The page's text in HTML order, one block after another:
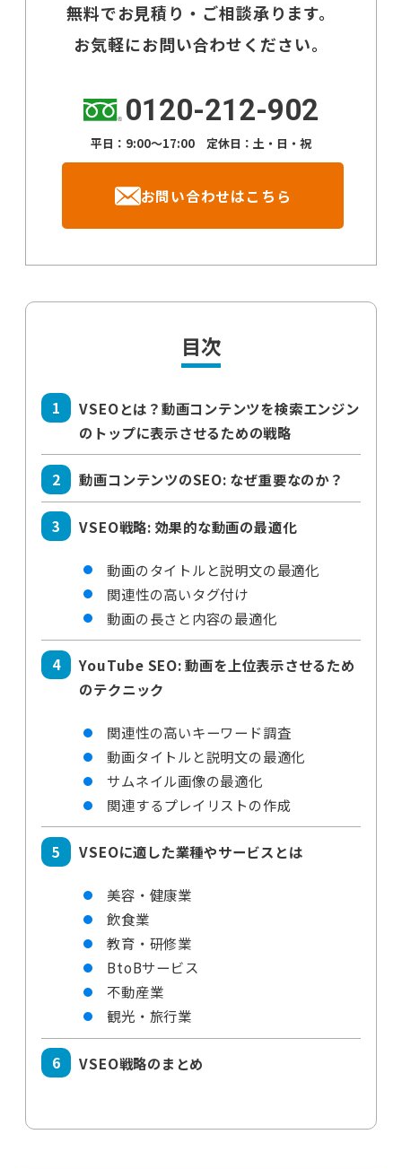
無料でお見積り・ご相談承ります。
お気軽にお問い合わせください。
0120-212-902
平日：9:00～17:00 定休日：土・日・祝
お問い合わせはこちら
目次
VSEOとは？動画コンテンツを検索エンジン
のトップに表示させるための戦略
動画コンテンツのSEO: なぜ重要なのか？
VSEO戦略: 効果的な動画の最適化
動画のタイトルと説明文の最適化
関連性の高いタグ付け
動画の長さと内容の最適化
YouTube SEO: 動画を上位表示させるため
のテクニック
関連性の高いキーワード調査
動画タイトルと説明文の最適化
サムネイル画像の最適化
関連するプレイリストの作成
VSEOに適した業種やサービスとは
美容・健康業
飲食業
教育・研修業
BtoBサービス
不動産業
観光・旅行業
VSEO戦略のまとめ